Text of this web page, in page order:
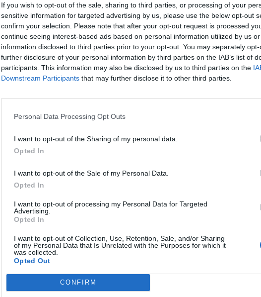
If you wish to opt-out of the sale, sharing to third parties, or processing of your
sensitive information for targeted advertising by us, please use the below opt-out
confirm your selection. Please note that after your opt-out request is processed
continue seeing interest-based ads based on personal information utilized by us
information disclosed to third parties prior to your opt-out. You may separately
further disclosure of your personal information by third parties on the IAB’s list of
participants. This information may also be disclosed by us to third parties on the
Downstream Participants that may further disclose it to other third parties.
Personal Data Processing Opt Outs
I want to opt-out of the Sharing of my personal data.
Opted In
I want to opt-out of the Sale of my Personal Data.
Opted In
I want to opt-out of processing my Personal Data for Targeted
Advertising.
Opted In
I want to opt-out of Collection, Use, Retention, Sale, and/or Sharing
of my Personal Data that Is Unrelated with the Purposes for which it
was collected.
Opted Out
CONFIRM
στο ΚΑΠΗ δυο τμημάτων της Β’
Σχολείου, όπου τα μέλη του ΚΑΠΗ θα
ήθη και έθιμα του Πάσχα της εποχής
με τα παιδιά πασχαλινές κάρτες.
ομάδα χειροτεχνίας του Γ΄ ΚΑΠΗ θα φτιάξει
προσφερθούν στο Χαμόγελο του Παιδιού.
ζαχαροπλαστικής του ΚΑΠΗ θα φτιάξει
του ΚΑΠΗ θα επισκεφθούν τον Ζ΄ παιδικό σταθμό
με τα παιδιά και να τους προσφέρουν
μας ομάδα φτιάχνει λαμπάδες, μέρος των
πόλης μας.
χώρο του ΚΑΠΗ θα τελεσθεί ευχέλαιο από τον
Πατέρα Δημήτριο Λιόλιο. Θα
στο ΚΑΠΗ μαθητών του παιδικού σταθμού
εκπαιδευτικούς τους. Θα τραγουδήσουν τα
μας και θα προσφέρουν Λαζαράκια.